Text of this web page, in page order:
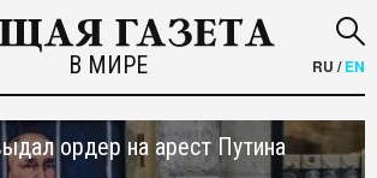
В МИРЕ RU /EN
ордер на арест Путина